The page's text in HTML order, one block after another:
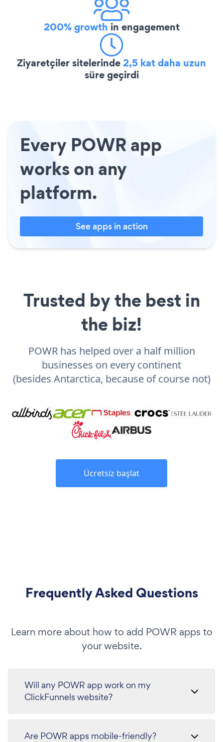
200% growth in engagement
Ziyaretçiler sitelerinde2,5 kat daha uzun
süre geçirdi
Every POWR app
works on any
platform.
See apps in action
Trusted by the best in
the biz!
POWR has helped over a half million
businesses on every continent
(besides Antarctica, because of course not)
Ücretsiz başlat
Frequently Asked Questions
Learn more about how to add POWR apps to
your website.
Will any POWR app work on my
ClickFunnels website?
Are POWR apps mobile-friendly?